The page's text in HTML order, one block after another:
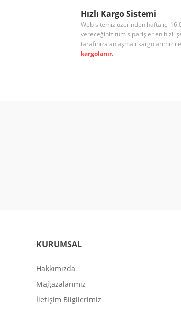
Ürün fiyatı diğer sitelerden daha pahalı.
Bu ürüne benzer farklı alternatifler olmalı.
Hızlı Kargo Sistemi
Web sitemiz üzerinden hafta içi
vereceğiniz tüm siparişler en hızlı
tarafınıza anlaşmalı kargolarımız ile
kargolanır.
KURUMSAL
Hakkımızda
Mağazalarımız
İletişim Bilgilerimiz